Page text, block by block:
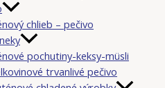
chlieb – pečivo
pochutiny-keksy-müsli
trvanlivé pečivo